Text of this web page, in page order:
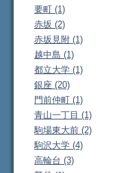
要町 (1)
赤坂 (2)
赤坂見附 (1)
越中島 (1)
都立大学 (1)
銀座 (20)
門前仲町 (1)
青山一丁目 (1)
駒場東大前 (2)
駒沢大学 (4)
高輪台 (3)